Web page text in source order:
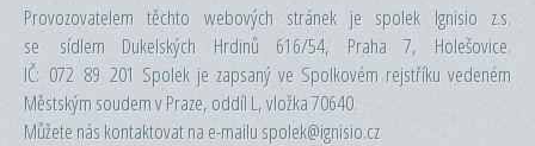
Provozovatelem těchto webových stránek je spolek Ignisio z.s.
se sídlem Dukelských Hrdinů 616/54, Praha 7, Holešovice.
IČ: 072 89 201 Spolek je zapsaný ve Spolkovém rejstříku vedeném
Městským soudem v Praze, oddíl L, vložka 70640.
Můžete nás kontaktovat na e-mailu spolek@ignisio.cz